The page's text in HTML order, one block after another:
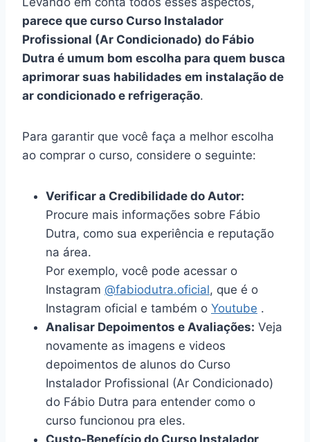
parece que curso Curso Instalador
Profissional (Ar Condicionado) do Fábio
Dutra é umum bom escolha para quem busca
aprimorar suas habilidades em instalação de
ar condicionado e refrigeração.
Para garantir que você faça a melhor escolha
ao comprar o curso, considere o seguinte:
Verificar a Credibilidade do Autor:
Procure mais informações sobre Fábio
Dutra, como sua experiência e reputação
na área.
Por exemplo, você pode acessar o
Instagram @fabiodutra.oficial, que é o
Instagram oficial e também o Youtube .
Analisar Depoimentos e Avaliações: Veja
novamente as imagens e videos
depoimentos de alunos do Curso
Instalador Profissional (Ar Condicionado)
do Fábio Dutra para entender como o
curso funcionou pra eles.